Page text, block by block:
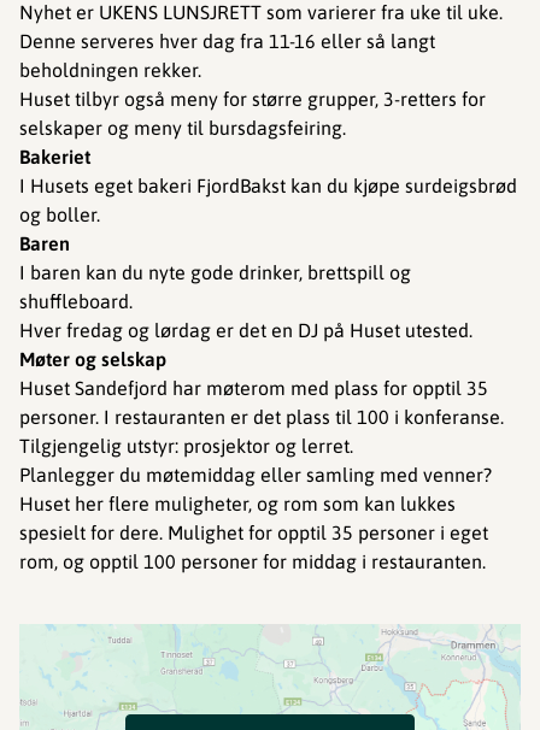
Nyhet er UKENS LUNSJRETT som varierer fra uke til uke.
Denne serveres hver dag fra 11-16 eller så langt
beholdningen rekker.
Huset tilbyr også meny for større grupper, 3-retters for
selskaper og meny til bursdagsfeiring.
Bakeriet
I Husets eget bakeri FjordBakst kan du kjøpe surdeigsbrød
og boller.
Baren
I baren kan du nyte gode drinker, brettspill og
shuffleboard.
Hver fredag og lørdag er det en DJ på Huset utested.
Møter og selskap
Huset Sandefjord har møterom med plass for opptil 35
personer. I restauranten er det plass til 100 i konferanse.
Tilgjengelig utstyr: prosjektor og lerret.
Planlegger du møtemiddag eller samling med venner?
Huset her flere muligheter, og rom som kan lukkes
spesielt for dere. Mulighet for opptil 35 personer i eget
rom, og opptil 100 personer for middag i restauranten.